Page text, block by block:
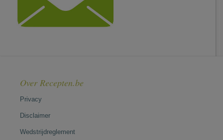
Over Recepten.be
Privacy
Disclaimer
Wedstrijdreglement